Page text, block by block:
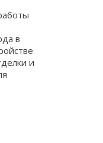
в
и